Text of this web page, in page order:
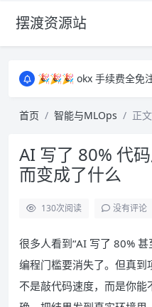
摆渡资源站
🎉🎉🎉 okx 手续费全免
所有资源均为免费网盘资
🎉🎉🎉 okx 手续费全免注
首页 智能与MLOps 正文
AI 写了 80% 代
而变成了什么
130次阅读 没有评论
很多人看到“AI 写了 80%
编程门槛要消失了。但真
不是敲代码速度，而是你